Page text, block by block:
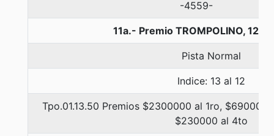
-4559-
11a.- Premio TROMPOLINO,
Pista Normal
Indice: 13 al 12
Tpo.01.13.50 Premios $2300000 al 1ro,
$230000 al 4to